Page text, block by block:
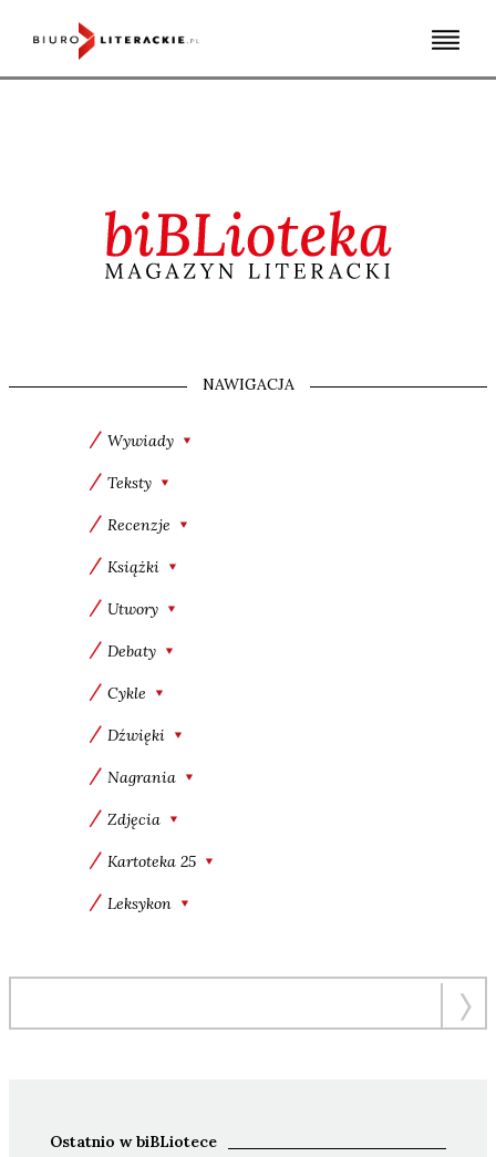
NAWIGACJA
Wywiady
Teksty
Recenzje
Książki
Utwory
Debaty
Cykle
Dźwięki
Nagrania
Zdjęcia
Kartoteka 25
Leksykon
Ostatnio w biBLiotece